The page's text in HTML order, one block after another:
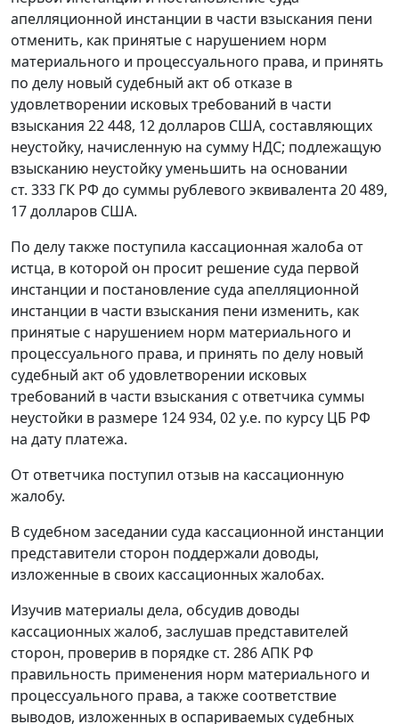
апелляционной инстанции в части взыскания пени
отменить, как принятые с нарушением норм
материального и процессуального права, и принять
по делу новый судебный акт об отказе в
удовлетворении исковых требований в части
взыскания 22 448, 12 долларов США, составляющих
неустойку, начисленную на сумму НДС; подлежащую
взысканию неустойку уменьшить на основании
ст. 333 ГК РФ до суммы рублевого эквивалента 20 489,
17 долларов США.
По делу также поступила кассационная жалоба от
истца, в которой он просит решение суда первой
инстанции и постановление суда апелляционной
инстанции в части взыскания пени изменить, как
принятые с нарушением норм материального и
процессуального права, и принять по делу новый
судебный акт об удовлетворении исковых
требований в части взыскания с ответчика суммы
неустойки в размере 124 934, 02 у.е. по курсу ЦБ РФ
на дату платежа.
От ответчика поступил отзыв на кассационную
жалобу.
В судебном заседании суда кассационной инстанции
представители сторон поддержали доводы,
изложенные в своих кассационных жалобах.
Изучив материалы дела, обсудив доводы
кассационных жалоб, заслушав представителей
сторон, проверив в порядке ст. 286АПК РФ
правильность применения норм материального и
процессуального права, а также соответствие
выводов, изложенных в оспариваемых судебных